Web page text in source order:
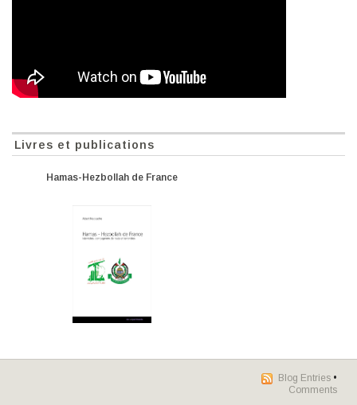
Livres et publications
Hamas-Hezbollah de France
Blog Entries •
Comments